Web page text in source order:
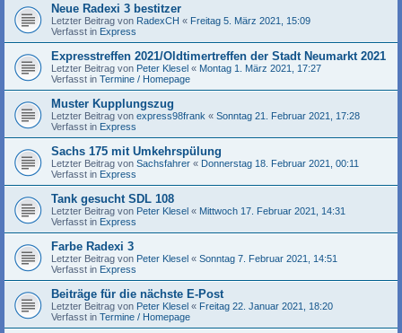
Neue Radexi 3 bestitzer
Letzter Beitrag von RadexCH « Freitag 5. März 2021, 15:09
Verfasst in Express
Expresstreffen 2021/Oldtimertreffen der Stadt Neumarkt 2021
Letzter Beitrag von Peter Klesel « Montag 1. März 2021, 17:27
Verfasst in Termine / Homepage
Muster Kupplungszug
Letzter Beitrag von express98frank « Sonntag 21. Februar 2021, 17:28
Verfasst in Express
Sachs 175 mit Umkehrspülung
Letzter Beitrag von Sachsfahrer « Donnerstag 18. Februar 2021, 00:11
Verfasst in Express
Tank gesucht SDL 108
Letzter Beitrag von Peter Klesel « Mittwoch 17. Februar 2021, 14:31
Verfasst in Express
Farbe Radexi 3
Letzter Beitrag von Peter Klesel « Sonntag 7. Februar 2021, 14:51
Verfasst in Express
Beiträge für die nächste E-Post
Letzter Beitrag von Peter Klesel « Freitag 22. Januar 2021, 18:20
Verfasst in Termine / Homepage